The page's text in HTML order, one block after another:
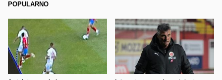
POPULARNO